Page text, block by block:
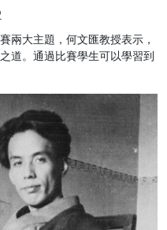
兩大主題，何文匯教授表示，
道。通過比賽學生可以學習到